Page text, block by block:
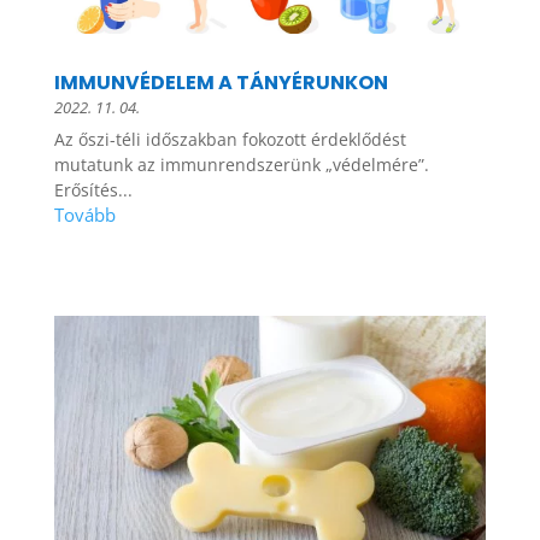
IMMUNVÉDELEM A TÁNYÉRUNKON
2022. 11. 04.
Az őszi-téli időszakban fokozott érdeklődést
mutatunk az immunrendszerünk „védelmére”.
Erősítés...